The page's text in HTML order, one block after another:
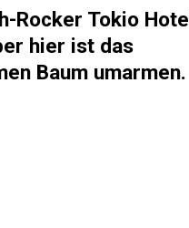
Rocker Tokio Hotel
hier ist das
Baum umarmen.